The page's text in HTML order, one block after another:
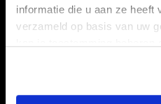
informatie die u aan ze heeft
verzameld op basis van uw